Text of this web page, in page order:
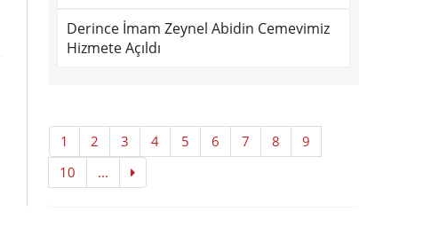
Derince İmam Zeynel Abidin Cemevimiz
Hizmete Açıldı
1 2 3 4 5 6 7 8
9
10
...